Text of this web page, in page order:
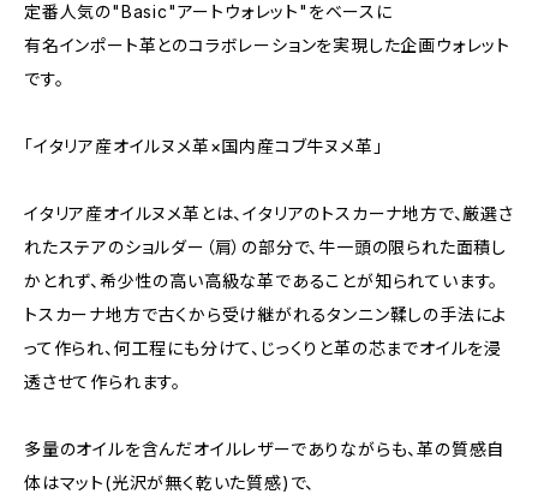
定番人気の"Basic"アートウォレット"をベースに
有名インポート革とのコラボレーションを実現した企画ウォレット
です。
「イタリア産オイルヌメ革×国内産コブ牛ヌメ革」
イタリア産オイルヌメ革とは、イタリアのトスカーナ地方で、厳選さ
れたステアのショルダー（肩）の部分で、牛一頭の限られた面積し
かとれず、希少性の高い高級な革であることが知られています。
トスカーナ地方で古くから受け継がれるタンニン鞣しの手法によ
って作られ、何工程にも分けて、じっくりと革の芯までオイルを浸
透させて作られます。
多量のオイルを含んだオイルレザーでありながらも、革の質感自
体はマット(光沢が無く乾いた質感)で、